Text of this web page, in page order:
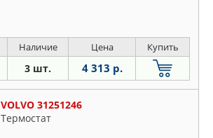
Наличие Цена Купить
3 шт. 4 313 р.
VOLVO 31251246
Термостат